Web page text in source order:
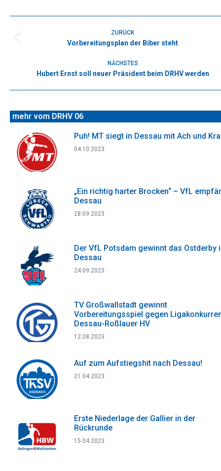
Facebook
X
WhatsAppPinterestLinkedIn
ZURÜCK
Vorheriger
Vorbereitungsplan der Biber steht
NÄCHSTES
Nächster
Hubert Ernst soll neuer Präsident beim DRHV werden
mehr vom DRHV 06
Puh! MT siegt in Dessau mit Ach und
04.10.2023
„Ein richtig harter Brocken“ – VfL
Dessau
28.09.2023
Der VfL Potsdam gewinnt das Ostderby
Dessau
24.09.2023
TV Großwallstadt gewinnt
Vorbereitungsspiel gegen
Dessau-Roßlauer HV
12.08.2023
Auf zum Aufstiegshit nach Dessau!
21.04.2023
Erste Niederlage der Gallier in der
Rückrunde
15.04.2023